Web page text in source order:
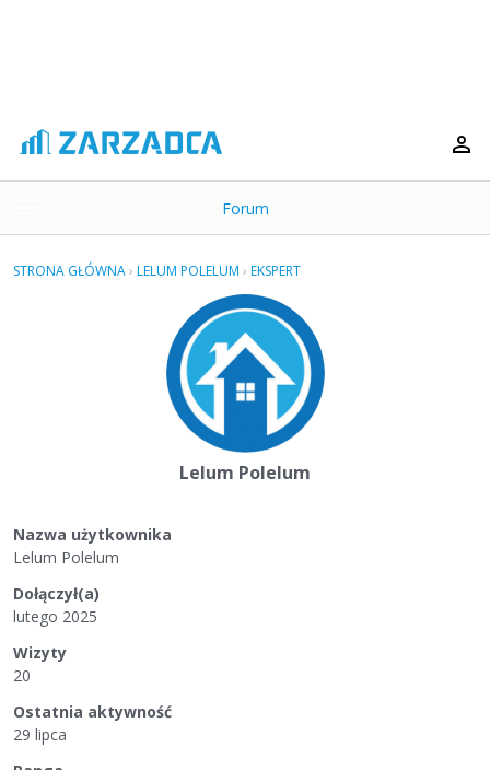
o
g
Forum
STRONA GŁÓWNA› LELUM POLELUM › EKSPERT
Lelum Polelum
Nazwa użytkownika
Lelum Polelum
Dołączył(a)
lutego 2025
Wizyty
20
Ostatnia aktywność
29 lipca